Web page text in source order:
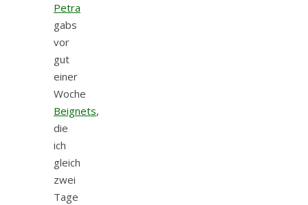
Petra
gabs
vor
gut
einer
Woche
Beignets,
die
ich
gleich
zwei
Tage